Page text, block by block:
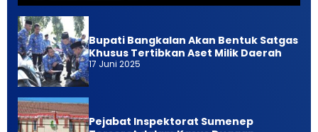
Bupati Bangkalan Akan Bentuk Satgas
Khusus Tertibkan Aset Milik Daerah
17 Juni 2025
Pejabat Inspektorat Sumenep